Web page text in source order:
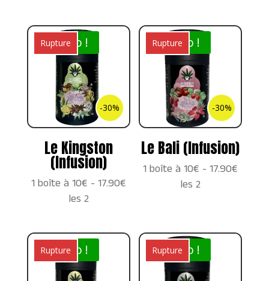
Rupture
-30%
Promo !
Le Kingston
(Infusion)
1 boîte à 10€ - 17.90€
les 2
Rupture
-30%
Promo !
Le Bali (Infusion)
1 boîte à 10€ - 17.90€
les 2
Rupture
Promo ! Rupture
Promo !